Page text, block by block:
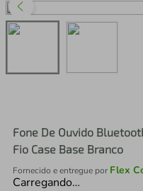
Fone De Ouvido
Fio Case Base Branco
Fornecido e entregue por Flex
Carregando…
perfume